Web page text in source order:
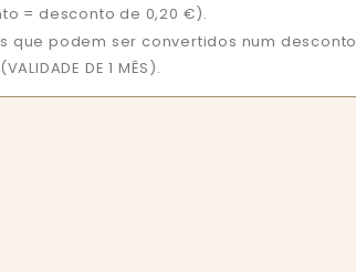
= desconto de 0,20 €).
que podem ser convertidos num desconto
DE 1 MÊS).